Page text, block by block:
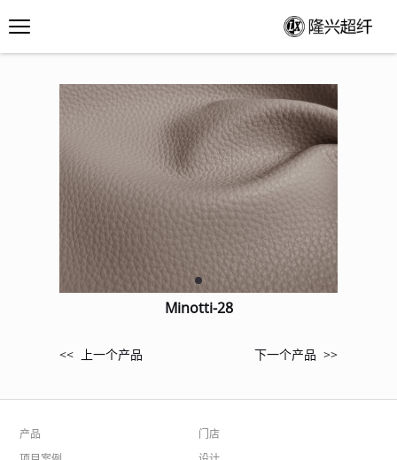
Minotti-28
下一个产品 >>
<< 上一个产品
产品
门店